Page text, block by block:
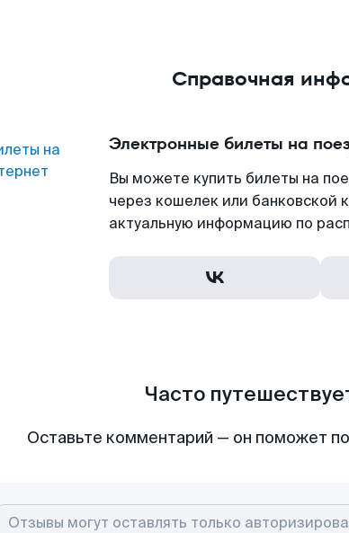
Справочная
на
Электронные билеты на
Вы можете купить билеты на
через кошелек или банковской
актуальную информацию по
Часто
Оставьте комментарий — он поможет